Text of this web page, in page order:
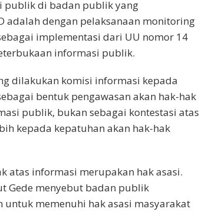
publik di badan publik yang
adalah dengan pelaksanaan monitoring
implementasi dari UU nomor 14
informasi publik.
dilakukan komisi informasi kepada
bentuk pengawasan akan hak-hak
publik, bukan sebagai kontestasi atas
kepada kepatuhan akan hak-hak
atas informasi merupakan hak asasi.
Gede menyebut badan publik
memenuhi hak asasi masyarakat